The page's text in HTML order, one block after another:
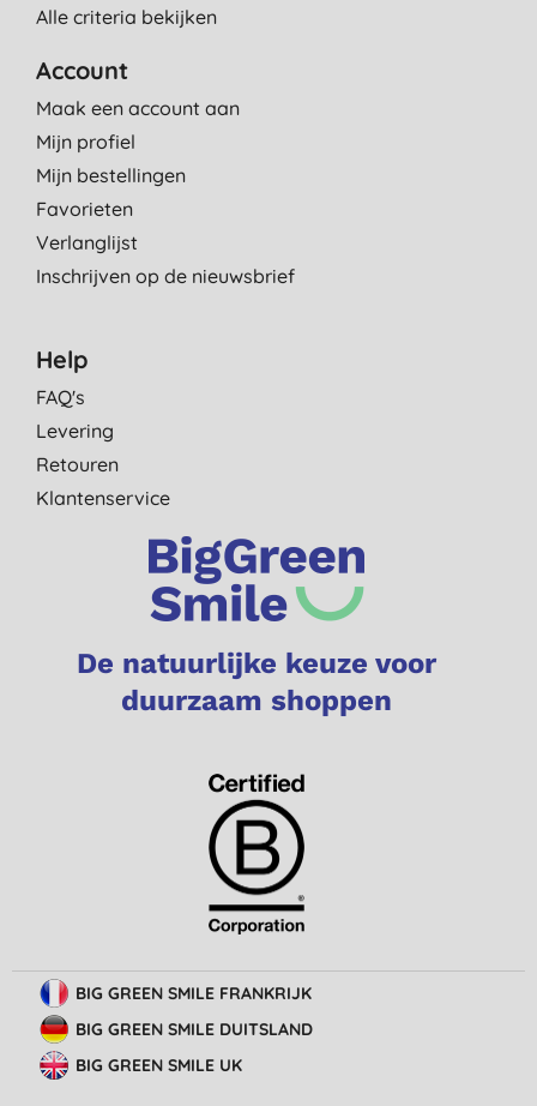
Alle criteria bekijken
Account
Maak een account aan
Mijn profiel
Mijn bestellingen
Favorieten
Verlanglijst
Inschrijven op de nieuwsbrief
Help
FAQ's
Levering
Retouren
Klantenservice
De natuurlijke keuze voor
duurzaam shoppen
BIG GREEN SMILE FRANKRIJK
BIG GREEN SMILE DUITSLAND
BIG GREEN SMILE UK